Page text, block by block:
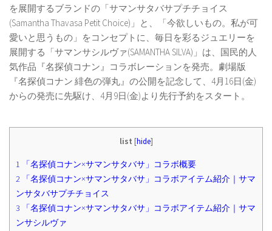
を展開するブランドの「サマンサタバサプチチョイス
(Samantha Thavasa Petit Choice)」と、「今欲しいもの。私が可
愛いと思うもの」をコンセプトに、毎日を彩るジュエリーを
展開する「サマンサシルヴァ(SAMANTHA SILVA)」は、国民的人
気作品『名探偵コナン』コラボレーションを発売。劇場版
『名探偵コナン 緋色の弾丸』の公開を記念して、4月16日(金)
からの発売に先駆け、4月9日(金)より先行予約をスタート。
list [hide]
1 「名探偵コナン×サマンサタバサ」コラボ概要
2 「名探偵コナン×サマンサタバサ」コラボアイテム紹介｜サマ
ンサタバサプチチョイス
3 「名探偵コナン×サマンサタバサ」コラボアイテム紹介｜サマ
ンサシルヴァ